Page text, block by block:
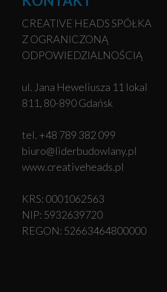
CREATIVE HEADS SPÓŁKA
Z OGRANICZONĄ
ODPOWIEDZIALNOŚCIĄ
ul. Jana Heweliusza 11 lokal
811, 80-890 Gdańsk
tel. +48 789 382 099
biuro@liderbudowlany.pl
www.creativeheads.pl
KRS: 0001062563
NIP: 5932639720
REGON: 52663464800000